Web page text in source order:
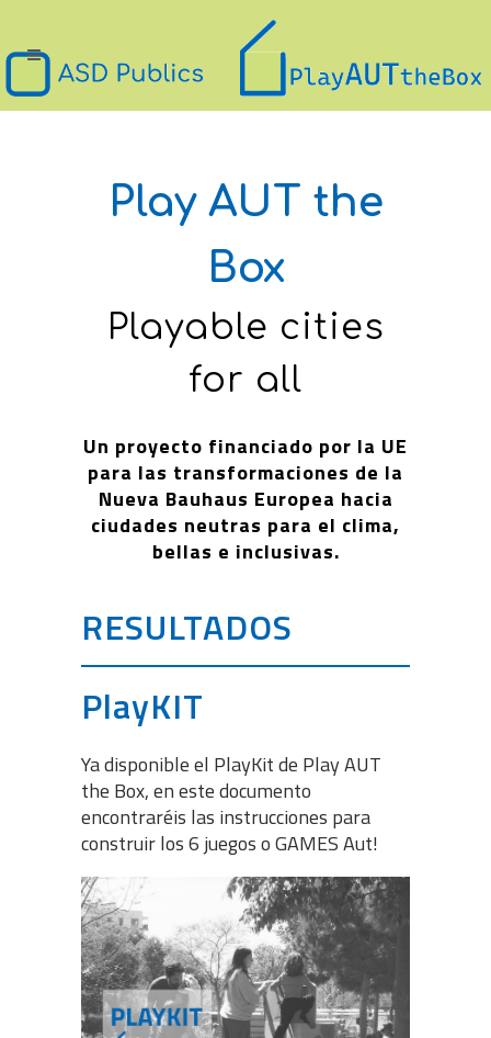
Play AUT the
Box
Playable cities
for all
Un proyecto financiado por la UE
para las transformaciones de la
Nueva Bauhaus Europea hacia
ciudades neutras para el clima,
bellas e inclusivas.
RESULTADOS
PlayKIT
Ya disponible el PlayKit de Play AUT
the Box, en este documento
encontraréis las instrucciones para
construir los 6 juegos o GAMES Aut!